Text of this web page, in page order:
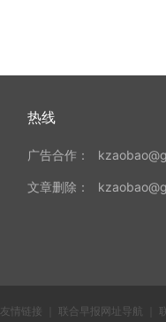
热线
广告合作：
文章删除：
友情链接 联合早报网址导航